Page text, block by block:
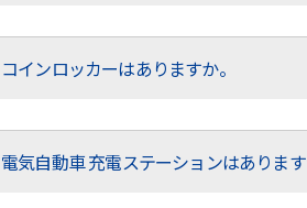
コインロッカーはありますか。
電気自動車 充電ステーションはあります